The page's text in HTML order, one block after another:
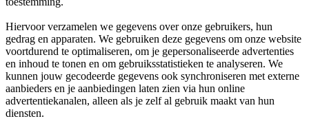
Hiervoor verzamelen we gegevens over onze gebruikers, hun
gedrag en apparaten. We gebruiken deze gegevens om onze website
voortdurend te optimaliseren, om je gepersonaliseerde advertenties
en inhoud te tonen en om gebruiksstatistieken te analyseren. We
kunnen jouw gecodeerde gegevens ook synchroniseren met externe
aanbieders en je aanbiedingen laten zien via hun online
advertentiekanalen, alleen als je zelf al gebruik maakt van hun
diensten.